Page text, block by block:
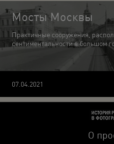
Мосты Москвы
Практичные сооружения,
сентиментальности в большом
07.04.2021
О